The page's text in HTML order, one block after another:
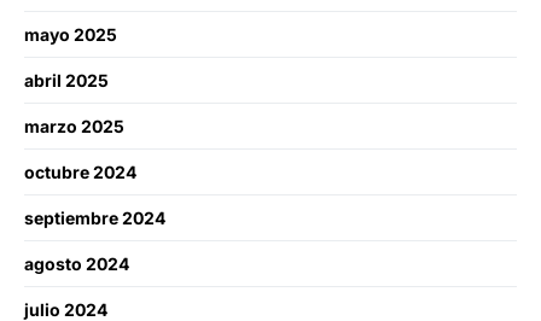
mayo 2025
abril 2025
marzo 2025
octubre 2024
septiembre 2024
agosto 2024
julio 2024